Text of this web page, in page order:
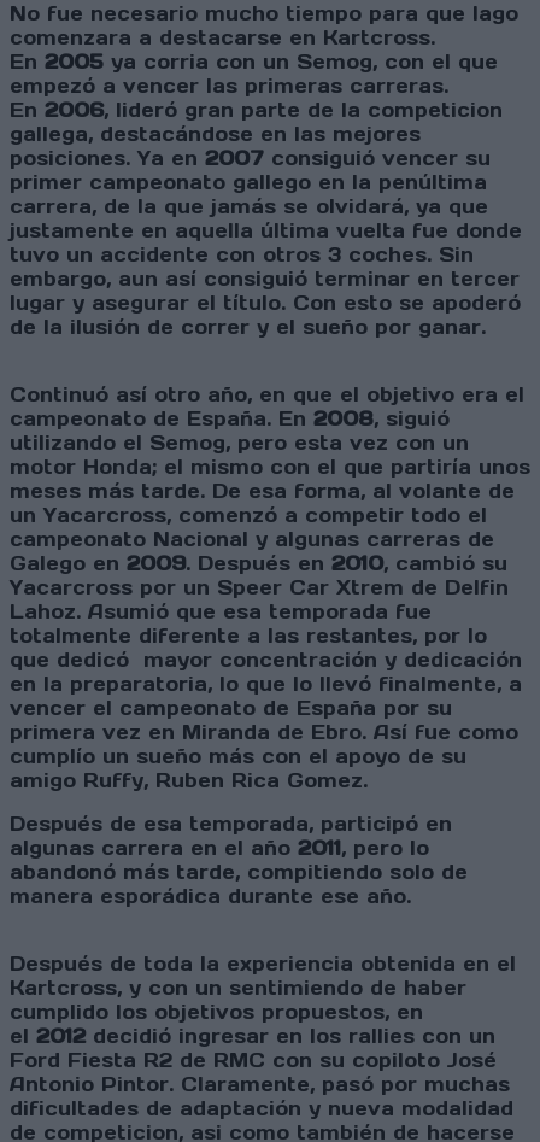
No fue necesario mucho tiempo para que Iago
comenzara a destacarse en Kartcross.
En 2005 ya corria con un Semog, con el que
empezó a vencer las primeras carreras.
En 2006, lideró gran parte de la competicion
gallega, destacándose en las mejores
posiciones. Ya en 2007 consiguió vencer su
primer campeonato gallego en la penúltima
carrera, de la que jamás se olvidará, ya que
justamente en aquella última vuelta fue donde
tuvo un accidente con otros 3 coches. Sin
embargo, aun así consiguió terminar en tercer
lugar y asegurar el título. Con esto se apoderó
de la ilusión de correr y el sueño por ganar.
Continuó así otro año, en que el objetivo era el
campeonato de España. En 2008, siguió
utilizando el Semog, pero esta vez con un
motor Honda; el mismo con el que partiría unos
meses más tarde. De esa forma, al volante de
un Yacarcross, comenzó a competir todo el
campeonato Nacional y algunas carreras de
Galego en 2009. Después en 2010, cambió su
Yacarcross por un Speer Car Xtrem de Delfin
Lahoz. Asumió que esa temporada fue
totalmente diferente a las restantes, por lo
que dedicó mayor concentración y dedicación
en la preparatoria, lo que lo llevó finalmente, a
vencer el campeonato de España por su
primera vez en Miranda de Ebro. Así fue como
cumplío un sueño más con el apoyo de su
amigo Ruffy, Ruben Rica Gomez.
Después de esa temporada, participó en
algunas carrera en el año 2011, pero lo
abandonó más tarde, compitiendo solo de
manera esporádica durante ese año.
Después de toda la experiencia obtenida en el
Kartcross, y con un sentimiendo de haber
cumplido los objetivos propuestos, en
el 2012 decidió ingresar en los rallies con un
Ford Fiesta R2 de RMC con su copiloto José
Antonio Pintor. Claramente, pasó por muchas
dificultades de adaptación y nueva modalidad
de competicion, asi como también de hacerse